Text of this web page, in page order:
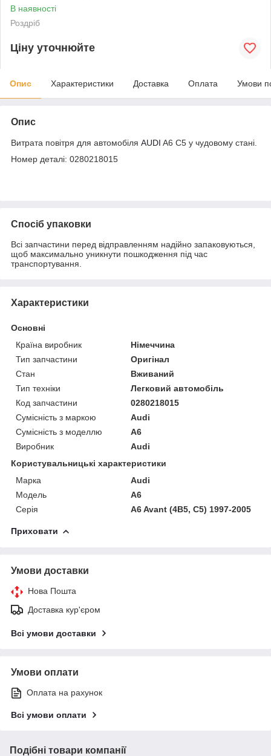
В наявності
Роздріб
Ціну уточнюйте
Опис Характеристики Доставка Оплата Умови
Опис
Витрата повітря для автомобіля AUDI A6 C5 у чудовому стані.
Номер деталі: 0280218015
Спосіб упаковки
Всі запчастини перед відправленням надійно запаковуються,
щоб максимально уникнути пошкодження під час
транспортування.
Характеристики
Основні
Країна виробник
Німеччина
Тип запчастини
Оригінал
Стан
Вживаний
Тип техніки
Легковий автомобіль
Код запчастини
0280218015
Сумісність з маркою
Audi
Сумісність з моделлю
A6
Виробник
Audi
Користувальницькі характеристики
Марка
Audi
Модель
A6
Серія
A6 Avant (4B5, C5) 1997-2005
Приховати
Умови доставки
Нова Пошта
Доставка кур'єром
Всі умови доставки
Умови оплати
Оплата на рахунок
Всі умови оплати
Подібні товари компанії